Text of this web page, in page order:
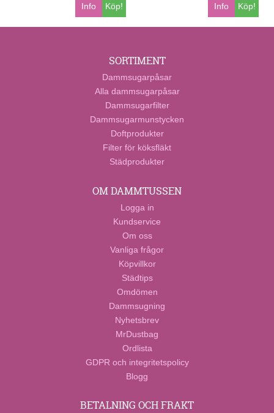
Köp!
Info Köp!
Info
SORTIMENT
Dammsugarpåsar
Alla dammsugarpåsar
Dammsugarfilter
Dammsugarmunstycken
Doftprodukter
Filter för köksfläkt
Städprodukter
OM DAMMTUSSEN
Logga in
Kundservice
Om oss
Vanliga frågor
Köpvillkor
Städtips
Omdömen
Dammsugning
Nyhetsbrev
MrDustbag
Ordlista
GDPR och integritetspolicy
Blogg
BETALNING OCH FRAKT